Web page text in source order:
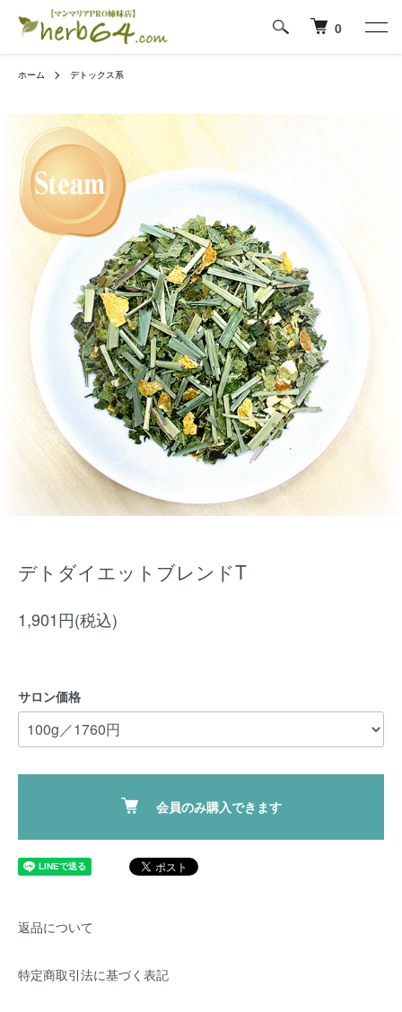
0
ホーム デトックス系
デトダイエットブレンドT
1,901円(税込)
サロン価格
会員のみ購入できます
返品について
特定商取引法に基づく表記